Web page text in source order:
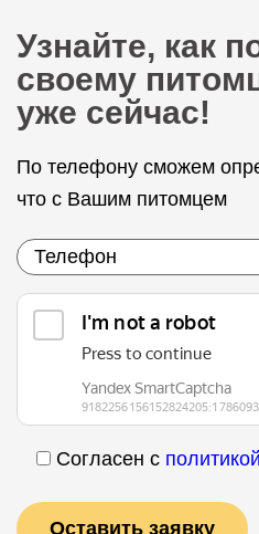
Узнайте, как
своему
уже сейчас!
По телефону сможем
что с Вашим питомцем
Согласен с